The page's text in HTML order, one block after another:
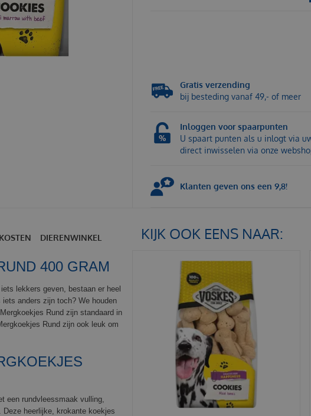
Gratis verzending
bij besteding vanaf 49,- of meer
Inloggen voor spaarpunten
U spaart punten als u inlogt via
direct inwisselen via onze
Klanten geven ons een 9,8!
DIERENWINKEL
400 GRAM
lekkers geven, bestaan er heel
anders zijn toch? We houden
Rund zijn standaard in
Rund zijn ook leuk om
een rundvleessmaak vulling,
heerlijke, krokante koekjes
KIJK OOK EENS NAAR: